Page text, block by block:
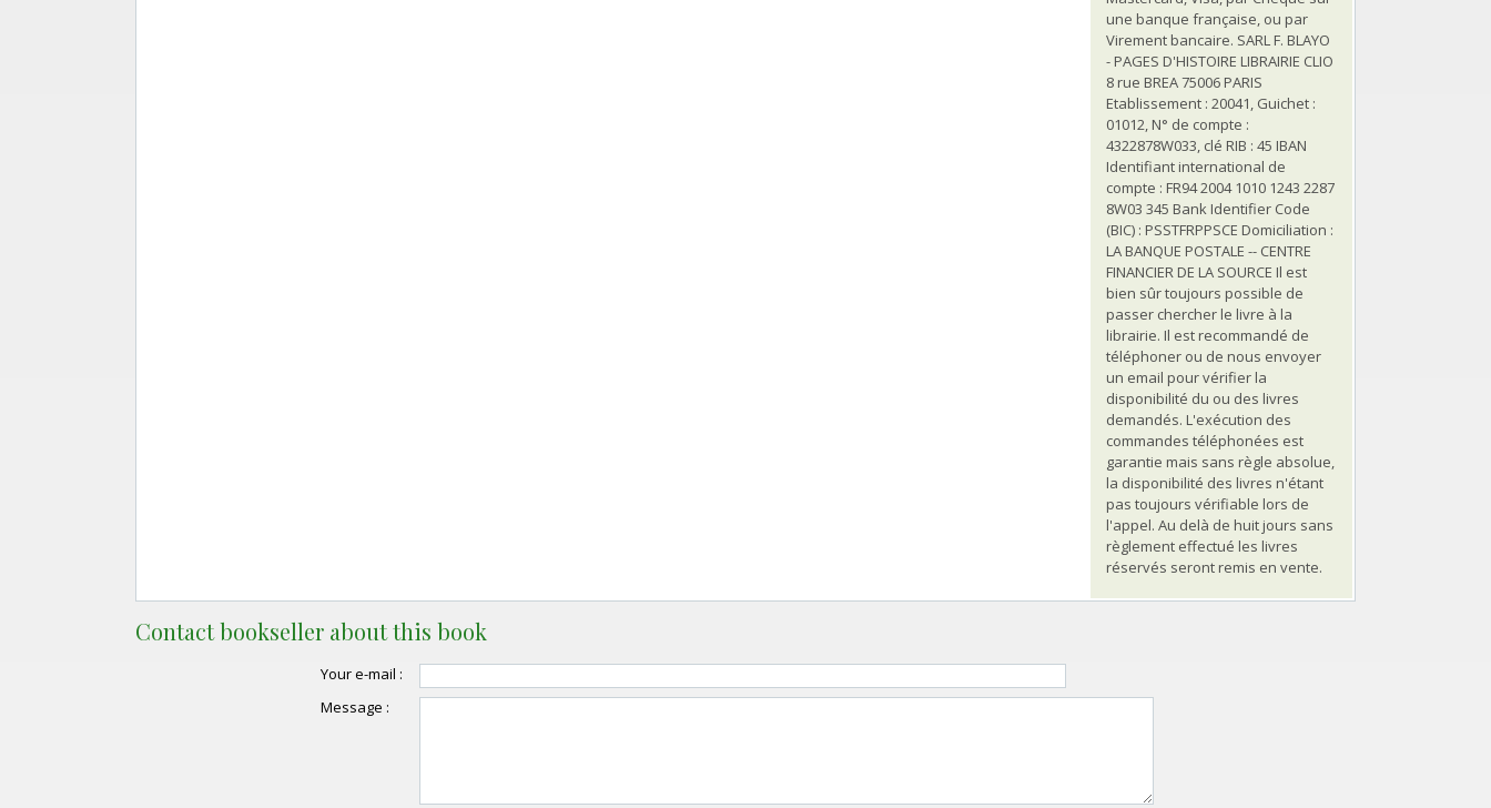
une banque française, ou par
Virement bancaire. SARL F. BLAYO
- PAGES D'HISTOIRE LIBRAIRIE CLIO
8 rue BREA 75006 PARIS
Etablissement : 20041, Guichet :
01012, N° de compte :
4322878W033, clé RIB : 45 IBAN
Identifiant international de
compte : FR94 2004 1010 1243 2287
8W03 345 Bank Identifier Code
(BIC) : PSSTFRPPSCE Domiciliation :
LA BANQUE POSTALE -- CENTRE
FINANCIER DE LA SOURCE Il est
bien sûr toujours possible de
passer chercher le livre à la
librairie. Il est recommandé de
téléphoner ou de nous envoyer
un email pour vérifier la
disponibilité du ou des livres
demandés. L'exécution des
commandes téléphonées est
garantie mais sans règle absolue,
la disponibilité des livres n'étant
pas toujours vérifiable lors de
l'appel. Au delà de huit jours sans
règlement effectué les livres
réservés seront remis en vente.
Contact bookseller about this book
Your e-mail :
Message :